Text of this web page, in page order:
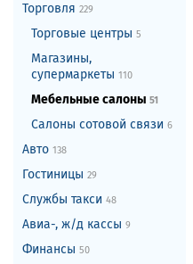
Торговля 229
Торговые центры 5
Магазины,
супермаркеты 110
Мебельные салоны 51
Салоны сотовой связи 6
Авто 138
Гостиницы 29
Службы такси 48
Авиа-, ж/д кассы 9
Финансы 50